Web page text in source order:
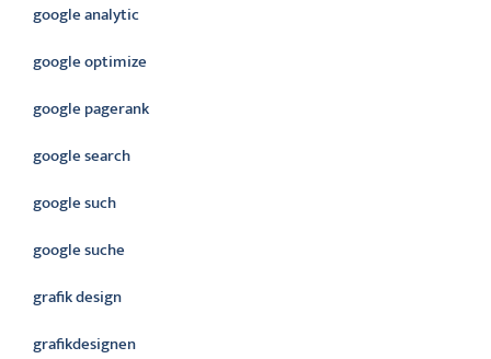
google analytic
google optimize
google pagerank
google search
google such
google suche
grafik design
grafikdesignen